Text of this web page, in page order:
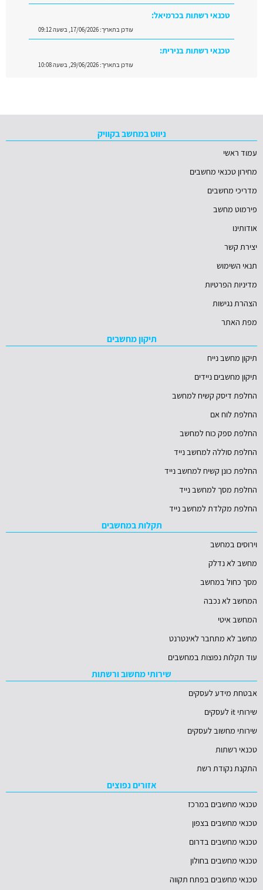
טכנאי רשתות בכרמיאל:
עודכן בתאריך:17/06/2026, בשעה 09:12
טכנאי רשתות בנירית:
עודכן בתאריך:29/06/2026, בשעה 10:08
ניווט במחשב בקוויק
עמוד ראשי
מחירון טכנאי מחשבים
מדריכי מחשבים
פירמוט מחשב
אודותינו
יצירת קשר
תנאי השימוש
מדיניות הפרטיות
הצהרת נגישות
מפת האתר
תיקון מחשבים
תיקון מחשב נייח
תיקון מחשבים ניידים
החלפת דיסק קשיח למחשב
החלפת לוח אם
החלפת ספק כוח למחשב
החלפת סוללה למחשב נייד
החלפת כונן קשיח למחשב נייד
החלפת מסך למחשב נייד
החלפת מקלדת למחשב נייד
תקלות במחשבים
וירוסים במחשב
מחשב לא נדלק
מסך כחול במחשב
המחשב לא נכבה
המחשב איטי
מחשב לא מתחבר לאינטרנט
עוד תקלות נפוצות במחשבים
שירותי מחשוב ורשתות
אבטחת מידע לעסקים
שירותי it לעסקים
שירותי מחשוב לעסקים
טכנאי רשתות
התקנת נקודת רשת
אזורים נפוצים
טכנאי מחשבים במרכז
טכנאי מחשבים בצפון
טכנאי מחשבים בדרום
טכנאי מחשבים בחולון
טכנאי מחשבים בפתח תקווה